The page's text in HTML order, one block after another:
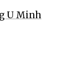
U Minh